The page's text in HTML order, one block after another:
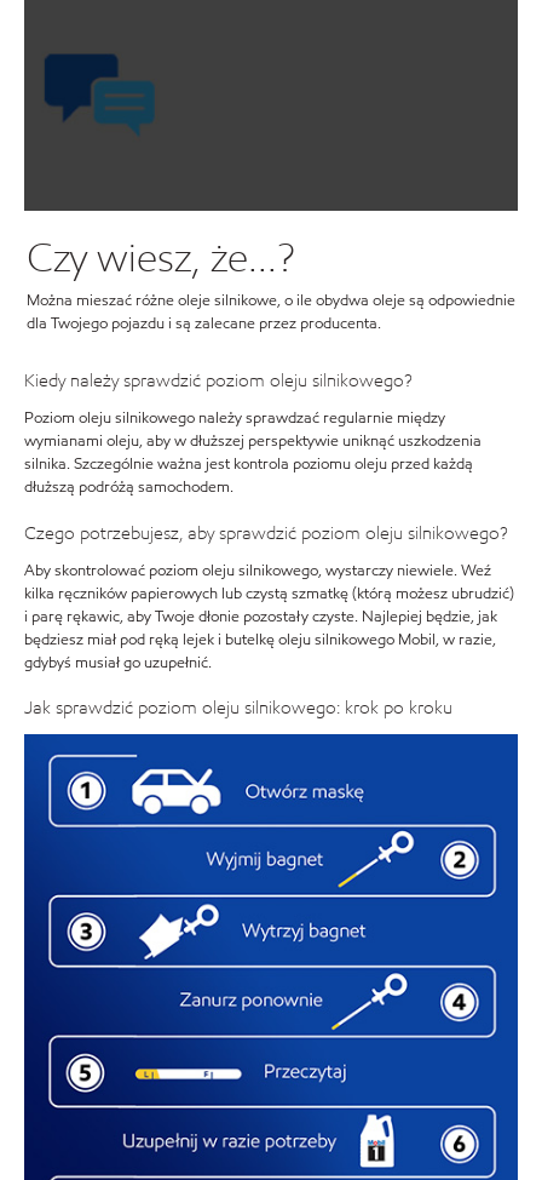
Czy wiesz, że...?
Można mieszać różne oleje silnikowe, o ile obydwa oleje są odpowiednie
dla Twojego pojazdu i są zalecane przez producenta.
Kiedy należy sprawdzić poziom oleju silnikowego?
Poziom oleju silnikowego należy sprawdzać regularnie między
wymianami oleju, aby w dłuższej perspektywie uniknąć uszkodzenia
silnika. Szczególnie ważna jest kontrola poziomu oleju przed każdą
dłuższą podróżą samochodem.
Czego potrzebujesz, aby sprawdzić poziom oleju silnikowego?
Aby skontrolować poziom oleju silnikowego, wystarczy niewiele. Weź
kilka ręczników papierowych lub czystą szmatkę (którą możesz ubrudzić)
i parę rękawic, aby Twoje dłonie pozostały czyste. Najlepiej będzie, jak
będziesz miał pod ręką lejek i butelkę oleju silnikowego Mobil, w razie,
gdybyś musiał go uzupełnić.
Jak sprawdzić poziom oleju silnikowego: krok po kroku